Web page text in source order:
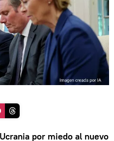
por miedo al nuevo